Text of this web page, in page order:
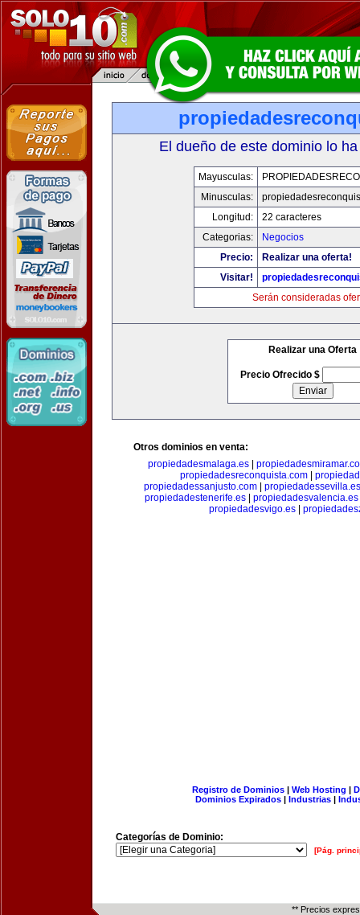
El dueño de este dominio lo
Mayusculas:
Minusculas:
Longitud:
22 caracteres
Categorias:
Negocios
Precio:
Realizar una oferta!
Visitar!
Serán consideradas
Realizar una Oferta
Precio Ofrecido $
Otros dominios en venta:
propiedadesmalaga.es|
propiedadesreconquista.com
propiedadessanjusto.com| propiedadessevilla.es
propiedadestenerife.es| propiedadesvalencia.es
propiedadesvigo.es|
Registro de Dominios| Web Hosting |
Dominios Expirados | Industrias |
Categorías de Dominio:
[Pág.
** Precios